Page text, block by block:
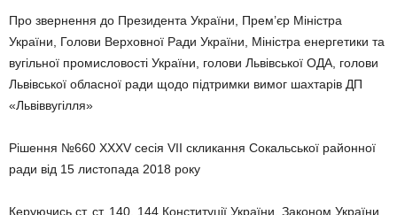
Про звернення до Президента України, Прем’єр Міністра
України, Голови Верховної Ради України, Міністра енергетики та
вугільної промисловості України, голови Львівської ОДА, голови
Львівської обласної ради щодо підтримки вимог шахтарів ДП
«Львіввугілля»
Pішення №660 ХХХV сесія VІІ скликання Сокальської районної
ради від 15 листопада 2018 року
Керуючись ст. ст. 140, 144 Конституції України, Законом України